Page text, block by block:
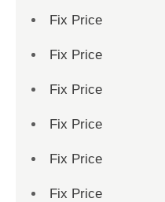
Fix Price
Fix Price
Fix Price
Fix Price
Fix Price
Fix Price